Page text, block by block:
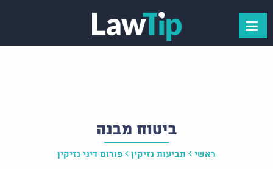
ביטוח מבנה
ראשי תביעות נזיקין פורום דיני נזיקין